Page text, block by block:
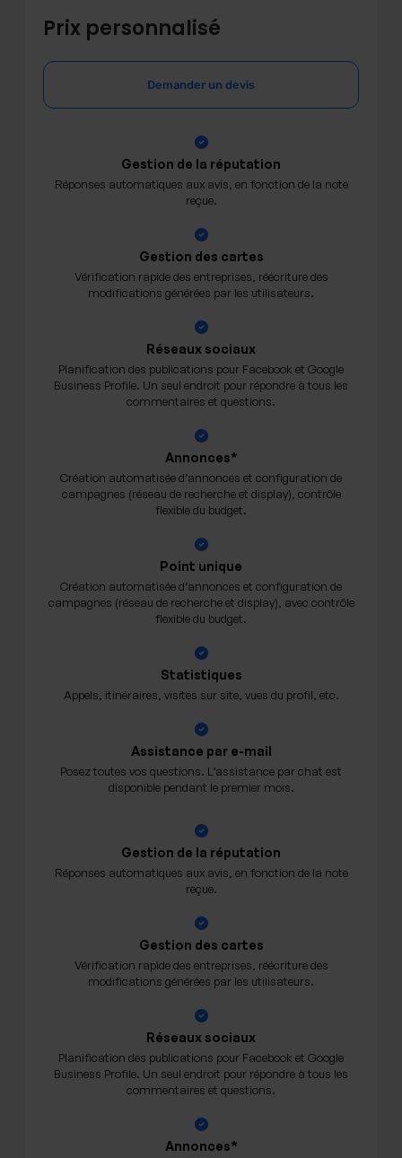
Prix personnalisé
Demander un devis
Gestion de la réputation
Réponses automatiques aux avis, en fonction de la note
reçue.
Gestion des cartes
Vérification rapide des entreprises, réécriture des
modifications générées par les utilisateurs.
Réseaux sociaux
Planification des publications pour Facebook et Google
Business Profile. Un seul endroit pour répondre à tous les
commentaires et questions.
Annonces*
Création automatisée d’annonces et configuration de
campagnes (réseau de recherche et display), contrôle
flexible du budget.
Point unique
Création automatisée d’annonces et configuration de
campagnes (réseau de recherche et display), avec contrôle
flexible du budget.
Statistiques
Appels, itinéraires, visites sur site, vues du profil, etc.
Assistance par e-mail
Posez toutes vos questions. L’assistance par chat est
disponible pendant le premier mois.
Gestion de la réputation
Réponses automatiques aux avis, en fonction de la note
reçue.
Gestion des cartes
Vérification rapide des entreprises, réécriture des
modifications générées par les utilisateurs.
Réseaux sociaux
Planification des publications pour Facebook et Google
Business Profile. Un seul endroit pour répondre à tous les
commentaires et questions.
Annonces*